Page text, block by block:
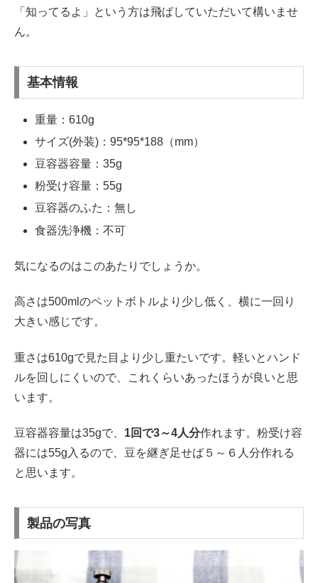
「知ってるよ」という方は飛ばしていただいて構いませ
ん。
基本情報
重量：610g
サイズ(外装)：95*95*188（mm）
豆容器容量：35g
粉受け容量：55g
豆容器のふた：無し
食器洗浄機：不可
気になるのはこのあたりでしょうか。
高さは500mlのペットボトルより少し低く、横に一回り
大きい感じです。
重さは610gで見た目より少し重たいです。軽いとハンド
ルを回しにくいので、これくらいあったほうが良いと思
います。
豆容器容量は35gで、 1回で3～4人分作れます。粉受け容
器には55g入るので、豆を継ぎ足せば５～６人分作れる
と思います。
製品の写真